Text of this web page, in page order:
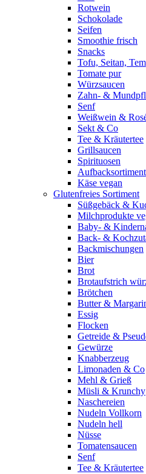
Rotwein
Schokolade
Seifen
Smoothie frisch
Snacks
Tofu, Seitan,
Tomate pur
Würzsaucen
Zahn- &
Senf
Weißwein &
Sekt & Co
Tee & Kräutertee
Grillsaucen
Spirituosen
Aufbacksortiment
Käse vegan
Glutenfreies Sortiment
Süßgebäck &
Milchprodukte
Baby- &
Back- &
Backmischungen
Bier
Brot
Brotaufstrich
Brötchen
Butter &
Essig
Flocken
Getreide &
Gewürze
Knabberzeug
Limonaden & Co
Mehl & Grieß
Müsli & Krunchy
Naschereien
Nudeln Vollkorn
Nudeln hell
Nüsse
Tomatensaucen
Senf
Tee & Kräutertee